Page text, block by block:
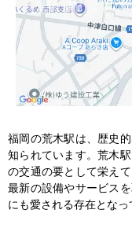
福岡の荒木駅は、歴史
知られています。荒木
の交通の要として栄え
最新の設備やサービス
にも愛される存在となっ